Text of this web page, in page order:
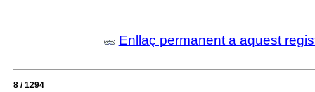
Enllaç permanent a aquest
8 / 1294